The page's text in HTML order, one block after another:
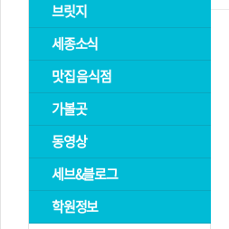
브릿지
세종소식
맛집 음식점
가볼곳
동영상
세브&블로그
학원정보